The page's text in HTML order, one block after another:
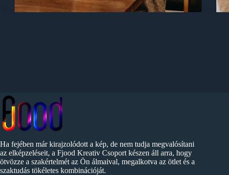
Ha fejében már kirajzolódott a kép, de nem tudja megvalósítani
az elképzeléseit, a Fjood Kreativ Csoport készen áll arra, hogy
ötvözze a szakértelmét az Ön álmaival, megalkotva az ötlet és a
szaktudás tökéletes kombinációját.